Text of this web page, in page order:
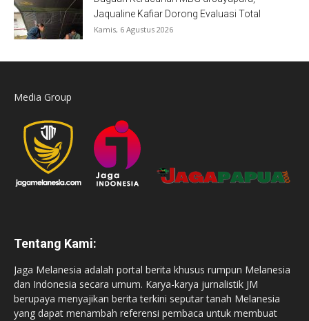
Jaqualine Kafiar Dorong Evaluasi Total
Kamis, 6 Agustus 2026
Media Group
Tentang Kami:
Jaga Melanesia adalah portal berita khusus rumpun Melanesia
dan Indonesia secara umum. Karya-karya jurnalistik JM
berupaya menyajikan berita terkini seputar tanah Melanesia
yang dapat menambah referensi pembaca untuk membuat